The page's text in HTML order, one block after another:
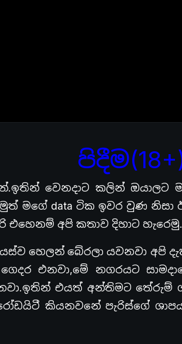
වෙනදාට කලින් ඔයාලට
මගේ data ටික ඉවර වුණ නිසා
එහෙනම් අපි කතාව දිහාට හැරෙමු.
හෙලන් බේරලා යවනවා අපි
එනවා,මේ නගරයට
එයත් අන්තිමට තේරුම්
කියනවනේ පැරිස්ගේ